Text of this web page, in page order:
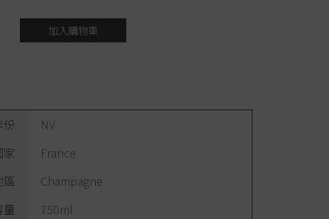
加入購物車
份
NV
家
France
區
Champagne
量
750ml